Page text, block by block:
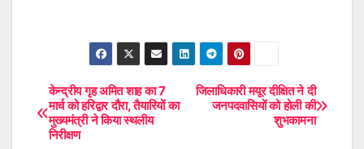
Post
navigation
जिलाधिकारी मयूर दीक्षित ने दी
जनपदवासियों को होली की
शुभकामना
केन्द्रीय गृह अमित शाह का 7
मार्च को हरिद्वार दौरा, तैयारियों का
मुख्यमंत्री ने किया स्थलीय
निरीक्षण